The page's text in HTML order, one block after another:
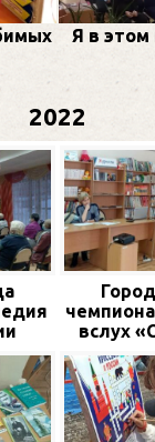
Я в
2022
вслух